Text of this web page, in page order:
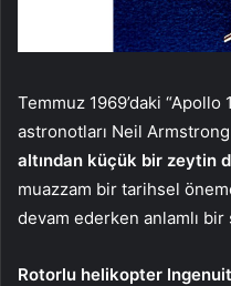
Temmuz 1969’daki “Apollo
astronotları Neil
altından küçük bir zeytin
muazzam bir tarihsel
devam ederken anlamlı bir
Rotorlu helikopter